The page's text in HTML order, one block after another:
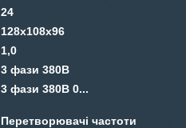
24
128х108х96
1,0
3 фази 380В
3 фази 380В 0...
Перетворювачі частоти